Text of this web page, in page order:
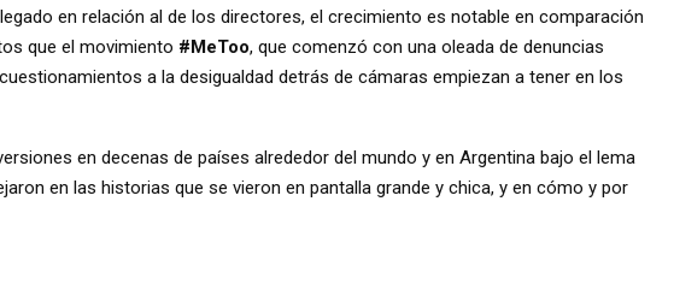
en relación al de los directores, el crecimiento es notable en comparación
que el movimiento #MeToo, que comenzó con una oleada de denuncias
a la desigualdad detrás de cámaras empiezan a tener en los
en decenas de países alrededor del mundo y en Argentina bajo el lema
en las historias que se vieron en pantalla grande y chica, y en cómo y por